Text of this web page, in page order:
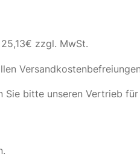
zzgl. MwSt.
bitte unseren Vertrieb für